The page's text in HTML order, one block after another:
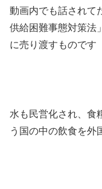
動画内でも話されて
供給困難事態対策法
に売り渡すものです
水も民営化され、食
う国の中の飲食を外